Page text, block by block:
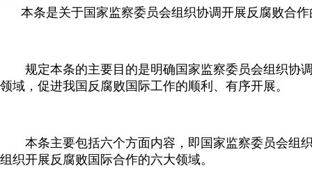
本条是关于国家监察委员会组织协调开展反腐败合作
规定本条的主要目的是明确国家监察委员会组织协
领域，促进我国反腐败国际工作的顺利、有序开展。
本条主要包括六个方面内容，即国家监察委员会组
组织开展反腐败国际合作的六大领域。